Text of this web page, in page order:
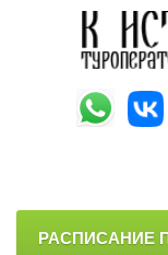
РАСПИСАНИЕ